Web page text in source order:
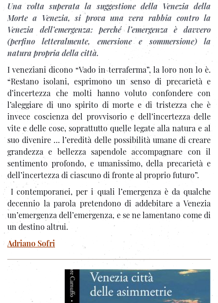
Una volta superata la suggestione della Venezia della
Morte a Venezia, si prova una vera rabbia contro la
Venezia dell’emergenza: perché l’emergenza è davvero
(perfino letteralmente, emersione e sommersione) la
natura propria della città.
I veneziani dicono “Vado in terraferma”, la loro non lo è.
“Restano isolani, esprimono un senso di precarietà e
d’incertezza che molti hanno voluto confondere con
l’aleggiare di uno spirito di morte e di tristezza che è
invece coscienza del provvisorio e dell’incertezza delle
vite e delle cose, soprattutto quelle legate alla natura e al
suo divenire … l’eredità delle possibilità umane di creare
grandezza e bellezza sapendole accompagnare con il
sentimento profondo, e umanissimo, della precarietà e
dell’incertezza di ciascuno di fronte al proprio futuro”.
I contemporanei, per i quali l’emergenza è da qualche
decennio la parola pretendono di addebitare a Venezia
un’emergenza dell’emergenza, e se ne lamentano come di
un destino altrui.
Adriano Sofri